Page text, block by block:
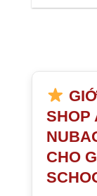
SHOP
CHO